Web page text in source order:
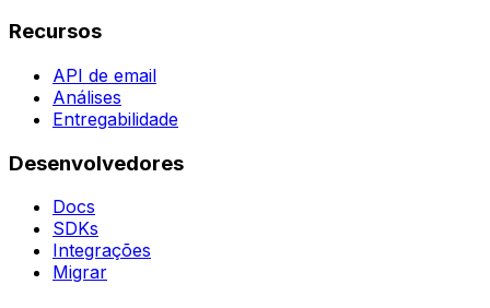
Recursos
API de email
Análises
Entregabilidade
Desenvolvedores
Docs
SDKs
Integrações
Migrar